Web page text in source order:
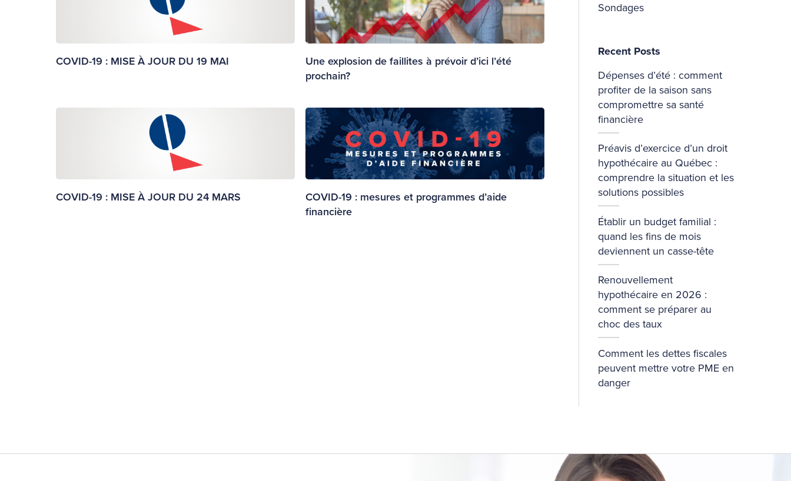
COVID-19 : MISE À JOUR DU 19 MAI
Une explosion de faillites à prévoir d’ici l’été
prochain?
COVID-19 : MISE À JOUR DU 24 MARS
COVID-19 : mesures et programmes d’aide
financière
Sondages
Recent Posts
Dépenses d’été : comment
profiter de la saison sans
compromettre sa santé
financière
Préavis d’exercice d’un droit
hypothécaire au Québec :
comprendre la situation et les
solutions possibles
Établir un budget familial :
quand les fins de mois
deviennent un casse-tête
Renouvellement
hypothécaire en 2026 :
comment se préparer au
choc des taux
Comment les dettes fiscales
peuvent mettre votre PME en
danger